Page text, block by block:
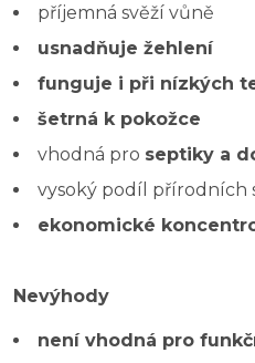
příjemná svěží vůně
usnadňuje žehlení
funguje i při nízkých
šetrná k pokožce
vhodná pro septiky a
vysoký podíl přírodních
ekonomické
Nevýhody
není vhodná pro